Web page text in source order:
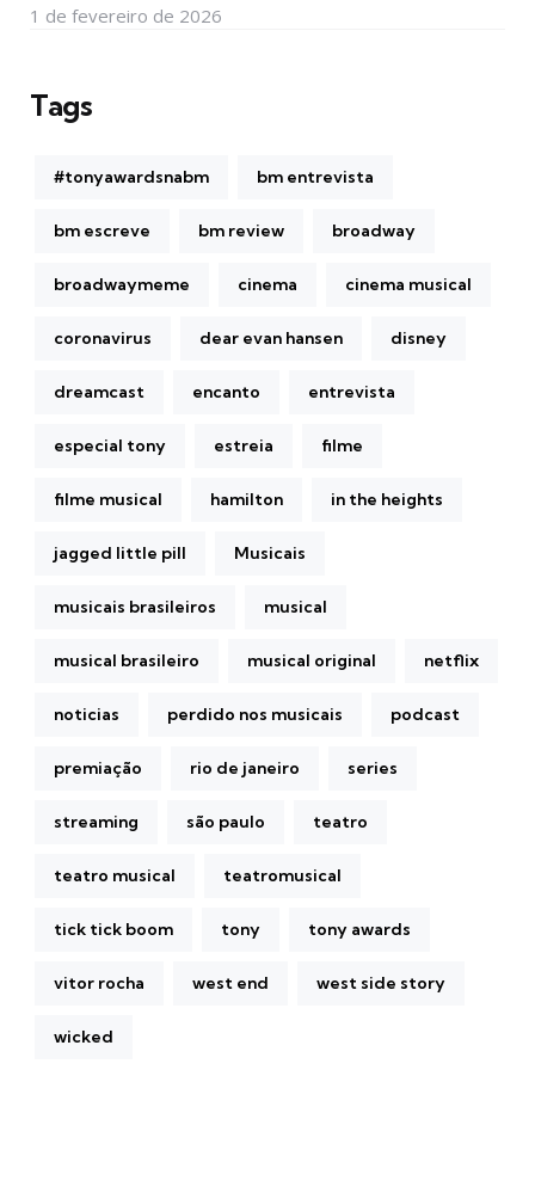
1 de fevereiro de 2026
Tags
#tonyawardsnabm bm entrevista
bm escreve bm review broadway
broadwaymeme cinema cinema musical
coronavirus dear evan hansen disney
dreamcast encanto entrevista
especial tony estreia filme
filme musical hamilton in the heights
jagged little pill Musicais
musicais brasileiros musical
musical brasileiro musical original netflix
noticias perdido nos musicais podcast
premiação rio de janeiro series
streaming são paulo teatro
teatro musical teatromusical
tick tick boom tony tony awards
vitor rocha west end west side story
wicked